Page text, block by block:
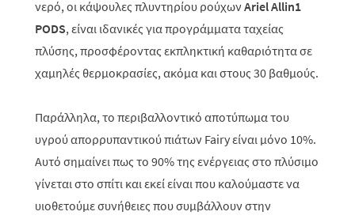
νερό, οι κάψουλες πλυντηρίου ρούχωνArielAllin1
PODS, είναι ιδανικές για προγράμματα ταχείας
πλύσης, προσφέροντας εκπληκτική καθαριότητα σε
χαμηλές θερμοκρασίες, ακόμα και στους 30 βαθμούς.
Παράλληλα, το περιβαλλοντικό αποτύπωμα του
υγρού απορρυπαντικού πιάτων Fairy είναι μόνο 10%.
Αυτό σημαίνει πως το 90% της ενέργειας στο πλύσιμο
γίνεται στο σπίτι και εκεί είναι που καλούμαστε να
υιοθετούμε συνήθειες που συμβάλλουν στην